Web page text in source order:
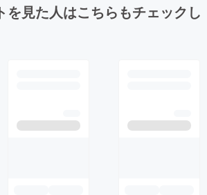
を見た人はこちらもチェックし